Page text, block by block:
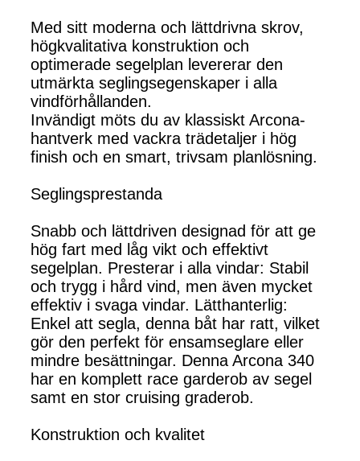
Med sitt moderna och lättdrivna skrov,
högkvalitativa konstruktion och
optimerade segelplan levererar den
utmärkta seglingsegenskaper i alla
vindförhållanden.
Invändigt möts du av klassiskt Arcona-
hantverk med vackra trädetaljer i hög
finish och en smart, trivsam planlösning.
Seglingsprestanda
Snabb och lättdriven designad för att ge
hög fart med låg vikt och effektivt
segelplan. Presterar i alla vindar: Stabil
och trygg i hård vind, men även mycket
effektiv i svaga vindar. Lätthanterlig:
Enkel att segla, denna båt har ratt, vilket
gör den perfekt för ensamseglare eller
mindre besättningar. Denna Arcona 340
har en komplett race garderob av segel
samt en stor cruising graderob.
Konstruktion och kvalitet